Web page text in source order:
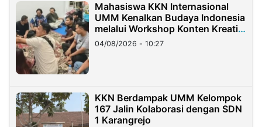
Mahasiswa KKN Internasional
UMM Kenalkan Budaya Indonesia
melalui Workshop Konten Kreatif
di Taiwan
04/08/2026 - 10:27
KKN Berdampak UMM Kelompok
167 Jalin Kolaborasi dengan SDN
1 Karangrejo